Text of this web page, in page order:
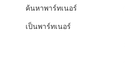
ค้นหาพาร์ทเนอร์
เป็นพาร์ทเนอร์